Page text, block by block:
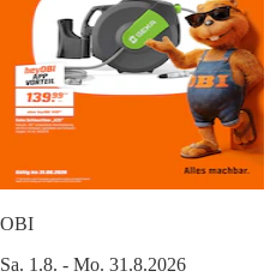
OBI
Sa. 1.8. - Mo. 31.8.2026